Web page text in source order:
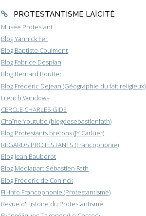
PROTESTANTISME LAÏCITÉ
Musée Protestant
Blog Yannick Fer
Blog Baptiste Coulmont
Blog Fabrice Desplan
Blog Bernard Boutter
Blog Frédéric Dejean (Géographie du fait religieux)
French Windows
CERCLE CHARLES GIDE
Chaîne Youtube (blogdesebastienfath)
Blog Protestants bretons (JY.Carluer)
REGARDS PROTESTANTS (Francophonie)
Blog Jean Baubérot
Blog Médiapart Sébastien Fath
Blog Frederic de Coninck
Fil-info Francophonie (Protestantisme)
Revue d'Histoire du Protestantisme